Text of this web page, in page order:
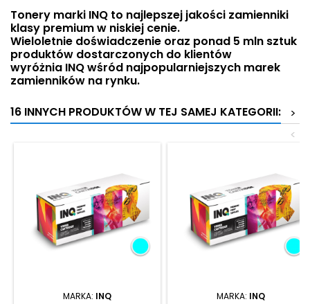
Tonery marki INQ to najlepszej jakości zamienniki
klasy premium w niskiej cenie.
Wieloletnie doświadczenie oraz ponad 5 mln sztuk
produktów dostarczonych do klientów
wyróżnia INQ wśród najpopularniejszych marek
zamienników na rynku.
16 INNYCH PRODUKTÓW W TEJ SAMEJ KATEGORII:
>
<
MARKA: INQ MARKA: INQ